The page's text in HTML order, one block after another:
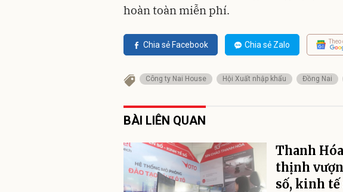
hoàn toàn miễn phí.
Chia sẻ Facebook Chia sẻ Zalo Theo
Công ty Nai House Hội Xuất nhập khẩu Đồng Nai
BÀI LIÊN QUAN
Thanh
thịnh
số, kinh